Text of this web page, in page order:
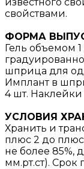
свойствами.
ФОРМА
Гель объемом
шприца для
Имплант в
4 шт.
УСЛОВИЯ
Хранить и
плюс 2 до плюс
не более 85%,
мм.рт.ст). Срок